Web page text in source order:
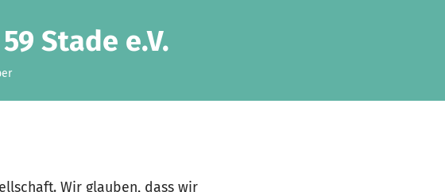
Stade e.V.
Wir glauben, dass wir